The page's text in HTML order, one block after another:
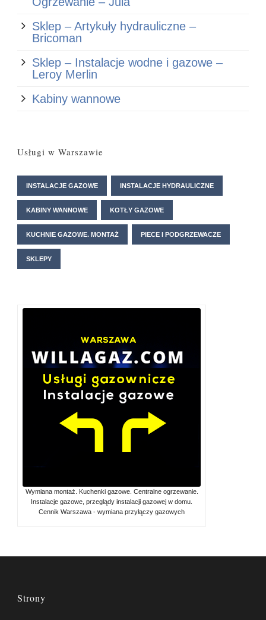
Sklep – Artykuły hydrauliczne –
Bricoman
Sklep – Instalacje wodne i gazowe –
Leroy Merlin
Kabiny wannowe
Usługi w Warszawie
INSTALACJE GAZOWE INSTALACJE HYDRAULICZNE
KABINY WANNOWE KOTŁY GAZOWE
KUCHNIE GAZOWE. MONTAŻ PIECE I PODGRZEWACZE
SKLEPY
Wymiana montaż. Kuchenki gazowe. Centralne ogrzewanie.
Instalacje gazowe, przeglądy instalacji gazowej w domu.
Cennik Warszawa - wymiana przyłączy gazowych
Strony